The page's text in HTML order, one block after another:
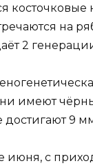
на
2
имеют
9
июня, с